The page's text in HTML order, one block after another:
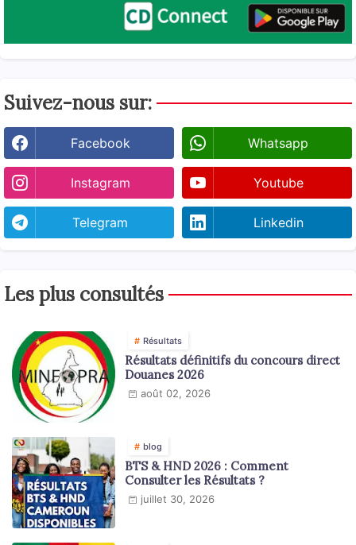
Suivez-nous sur:
Facebook Whatsapp
Instagram Youtube
Telegram Linkedin
Les plus consultés
Résultats
Résultats définitifs du concours direct
Douanes 2026
août 02, 2026
blog
BTS & HND 2026 : Comment
Consulter les Résultats ?
juillet 30, 2026